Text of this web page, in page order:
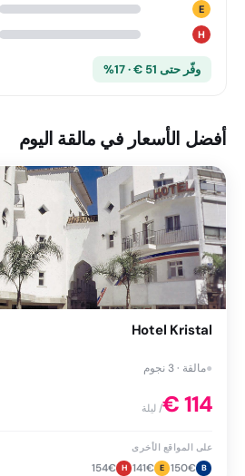
E
H
وفّر حتى 51 € · 17%
أفضل الأسعار في مالقة اليوم
Hotel Kristal
●مالقة · 3 نجوم
114
€/ ليلة
على المواقع الأخرى
B
150€
E
141€
H
154€